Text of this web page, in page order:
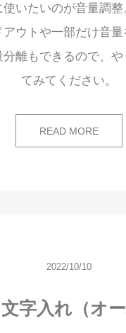
いたいのが音量調
ウトや一部だけ音
離もできるので、
てみてください。
READ MORE
2022/10/10
字入れ（オ